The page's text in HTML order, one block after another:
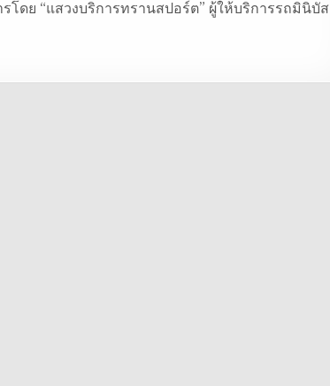
โดย “แสวงบริการทรานสปอร์ต” ผู้ให้บริการรถมินิบัส